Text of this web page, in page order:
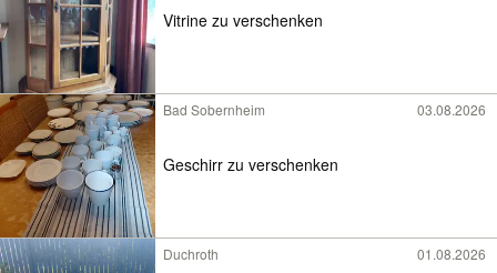
Vitrine zu verschenken
Bad Sobernheim 03.08.2026
Geschirr zu verschenken
Duchroth 01.08.2026